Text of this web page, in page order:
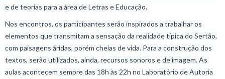
e de teorias para a área de Letras e Educação.
Nos encontros, os participantes serão inspirados a trabalhar os
elementos que transmitam a sensação da realidade típica do Sertão,
com paisagens áridas, porém cheias de vida. Para a construção dos
textos, serão utilizados, ainda, recursos sonoros e de imagem. As
aulas acontecem sempre das 18h às 22h no Laboratório de Autoria